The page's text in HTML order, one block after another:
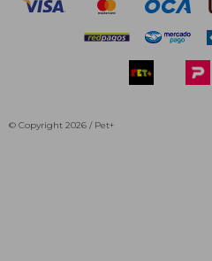
© Copyright 2026 / Pet+